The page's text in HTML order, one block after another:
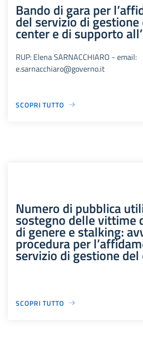
Bando di gara per
del servizio di
center e di supporto
RUP: Elena SARNACCHIARO - email:
e.sarnacchiaro@governo.it
SCOPRI TUTTO
Numero di pubblica
sostegno delle vittime
di genere e stalking:
procedura per
servizio di gestione del
SCOPRI TUTTO